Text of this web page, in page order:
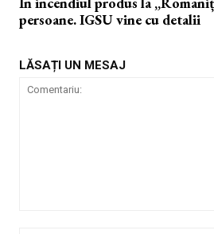
persoane. IGSU vine cu detalii
LĂSAȚI UN MESAJ